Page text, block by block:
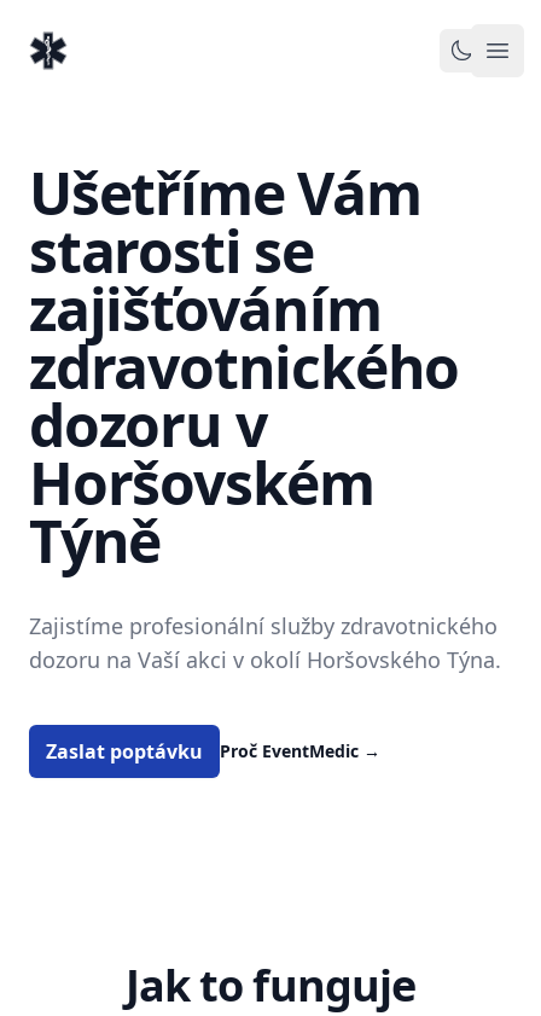
EventMedic.cz
Toggle
Ušetříme Vám
starosti se
zajišťováním
zdravotnického
dozoru v
Horšovském
Týně
Zajistíme profesionální služby zdravotnického
dozoru na Vaší akci v okolí Horšovského Týna.
Zaslat poptávku Proč EventMedic →
Jak to funguje